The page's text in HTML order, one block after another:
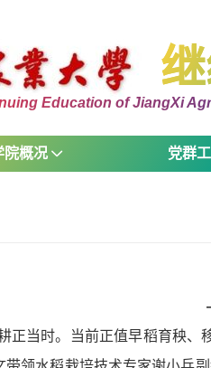
Education of JiangXi
院概况 党群
正当时。当前正值早稻育秧、